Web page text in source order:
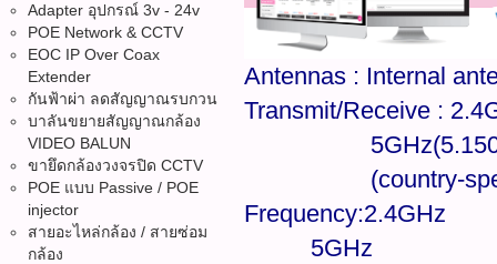
Adapter อุปกรณ์ 3v - 24v
POE Network & CCTV
EOC IP Over Coax
Extender
กันฟ้าผ่า ลดสัญญาณรบกวน
บาลันขยายสัญญาณกล้อง
VIDEO BALUN
ขายึดกล้องวงจรปิด CCTV
POE แบบ Passive / POE
injector
สายอะไหล่กล้อง / สายซ่อม
กล้อง
Antennas : Internal
Transmit/Receive :
(country-
Frequency:2.4GHz
5GHz